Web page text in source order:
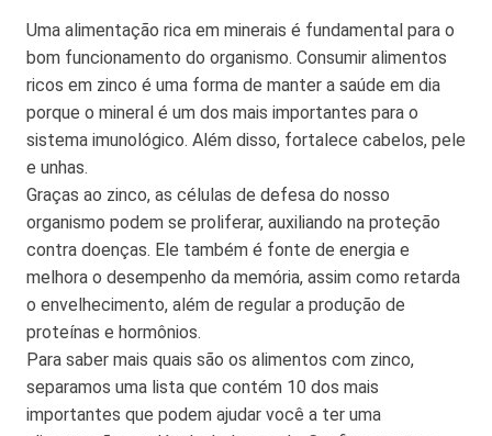
Uma alimentação rica em minerais é fundamental para o
bom funcionamento do organismo. Consumir alimentos
ricos em zinco é uma forma de manter a saúde em dia
porque o mineral é um dos mais importantes para o
sistema imunológico. Além disso, fortalece cabelos, pele
e unhas.
Graças ao zinco, as células de defesa do nosso
organismo podem se proliferar, auxiliando na proteção
contra doenças. Ele também é fonte de energia e
melhora o desempenho da memória, assim como retarda
o envelhecimento, além de regular a produção de
proteínas e hormônios.
Para saber mais quais são os alimentos com zinco,
separamos uma lista que contém 10 dos mais
importantes que podem ajudar você a ter uma